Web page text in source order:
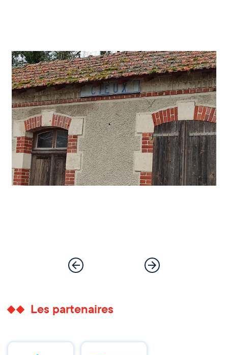
Les partenaires